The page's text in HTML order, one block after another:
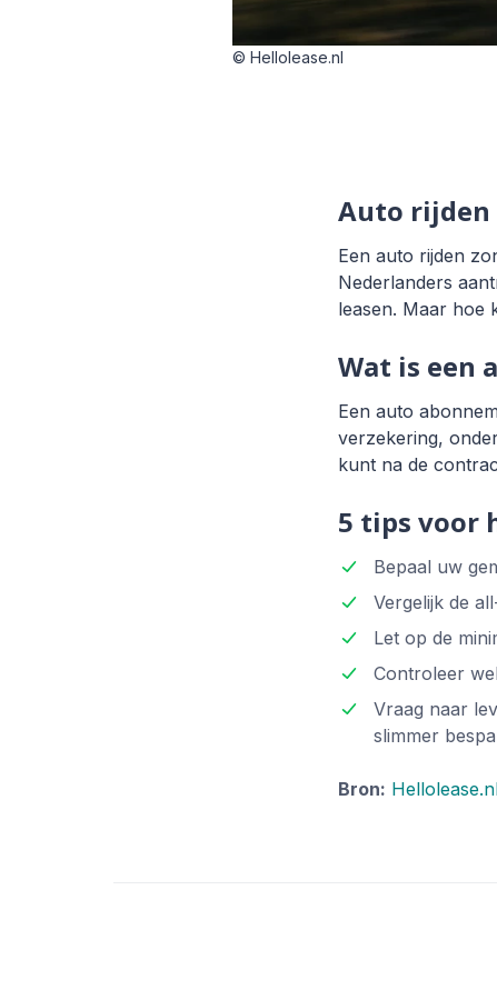
© Hellolease.nl
Auto rijden
Een auto rijden
Nederlanders
leasen. Maar hoe
Wat is een
Een auto
verzekering,
kunt na de
5 tips voor
Bepaal uw
Vergelijk de
Let op de
Controleer
Vraag naar
slimmer
Bron: